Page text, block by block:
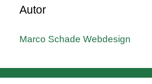
Autor
Marco Schade Webdesign